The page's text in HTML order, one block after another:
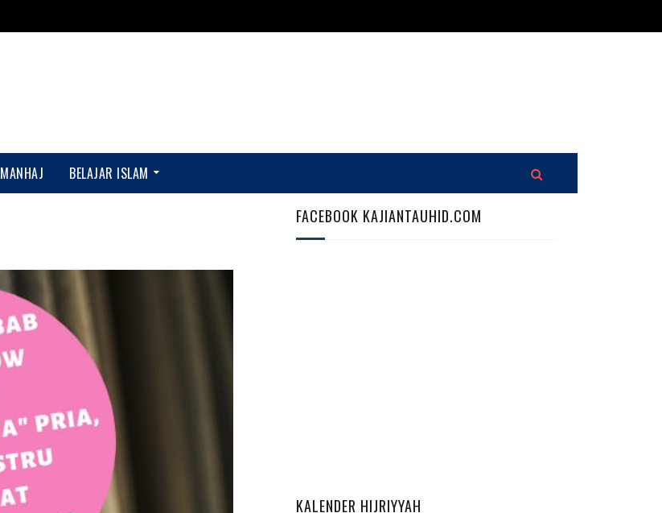
MANHAJ BELAJAR ISLAM
FACEBOOK KAJIANTAUHID.COM
KALENDER HIJRIYYAH